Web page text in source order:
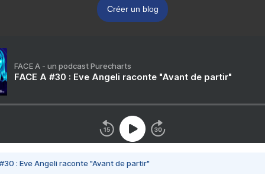
Créer un blog
FACE A - un podcast Purecharts
FACE A #30 : Eve Angeli raconte "Avant de partir"
#30 : Eve Angeli raconte "Avant de partir"